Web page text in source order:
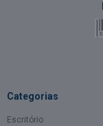
Categorias
Escritório